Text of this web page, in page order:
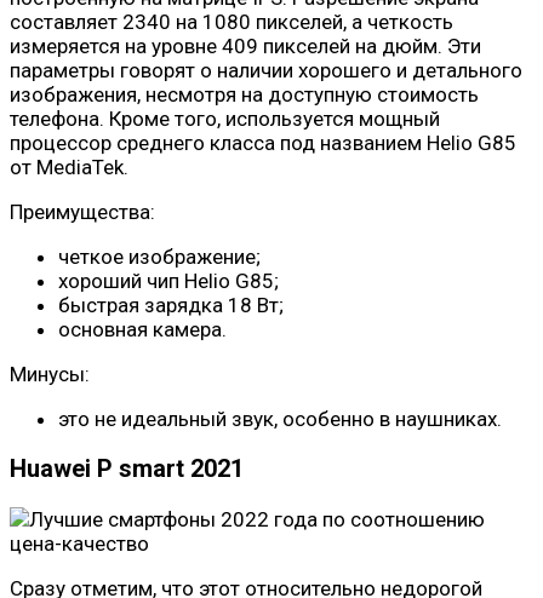
составляет 2340 на 1080 пикселей, а четкость
измеряется на уровне 409 пикселей на дюйм. Эти
параметры говорят о наличии хорошего и детального
изображения, несмотря на доступную стоимость
телефона. Кроме того, используется мощный
процессор среднего класса под названием Helio G85
от MediaTek.
Преимущества:
четкое изображение;
хороший чип Helio G85;
быстрая зарядка 18 Вт;
основная камера.
Минусы:
это не идеальный звук, особенно в наушниках.
Huawei P smart 2021
Сразу отметим, что этот относительно недорогой